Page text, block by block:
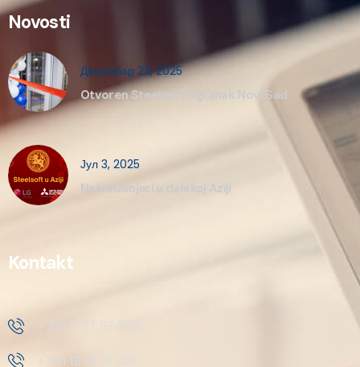
Novosti
Децембар 23, 2025
Otvoren Steelsoft Ogranak Novi Sad
Јул 3, 2025
Naši inženjeri u dalekoj Aziji
Kontakt
+ 381 11 37 57 555
+ 381 18 41 51 230